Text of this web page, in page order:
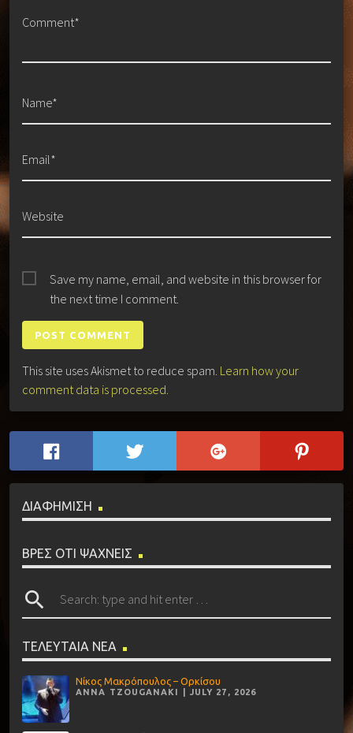
Comment*
Name*
Email*
Website
Save my name, email, and website in this browser for
the next time I comment.
This site uses Akismet to reduce spam. Learn how your
comment data is processed.
ΔΙΑΦΗΜΙΣΗ
ΒΡΕΣ ΟΤΙ ΨΑΧΝΕΙΣ
search
ΤΕΛΕΥΤΑΙΑ ΝΕΑ
Νίκος Μακρόπουλος – Ορκίσου
ANNA TZOUGANAKI | JULY 27, 2026